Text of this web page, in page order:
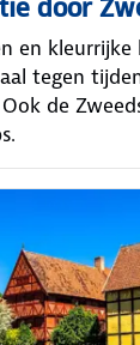
door
en
tegen
de